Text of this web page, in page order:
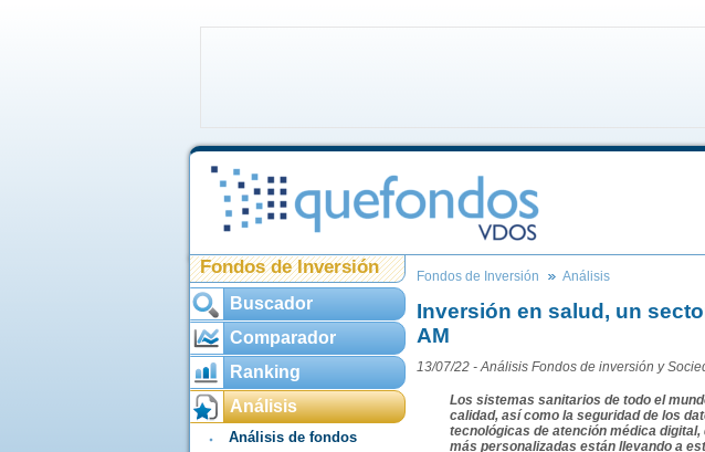
Fondos de Inversión
Buscador
Comparador
Ranking
Análisis
Análisis de fondos
Fondos de Inversión Análisis
Inversión en salud, un
AM
13/07/22 -Análisis Fondos de inversión y
Los sistemas sanitarios de todo el
calidad, así como la seguridad de los
tecnológicas de atención médica
más personalizadas están llevando a